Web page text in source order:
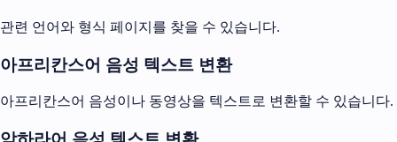
관련 언어와 형식 페이지를 찾을 수 있습니다.
아프리칸스어 음성 텍스트 변환
아프리칸스어 음성이나 동영상을 텍스트로 변환할 수 있습니다.